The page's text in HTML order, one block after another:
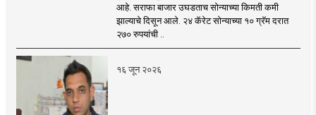
आहे. सराफा बाजार उघडताच सोन्याच्या किमती कमी
झाल्याचे दिसून आले. २४ कॅरेट सोन्याच्या १० ग्रॅम दरात
२७० रुपयांची ..
१६ जून २०२६